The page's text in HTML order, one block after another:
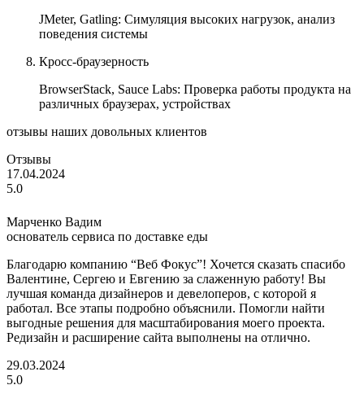
JMeter, Gatling: Симуляция высоких нагрузок, анализ
поведения системы
Кросс-браузерность
BrowserStack, Sauce Labs: Проверка работы продукта на
различных браузерах, устройствах
отзывы наших довольных клиентов
Отзывы
17.04.2024
5.0
Марченко Вадим
основатель сервиса по доставке еды
Благодарю компанию “Веб Фокус”! Хочется сказать спасибо
Валентине, Сергею и Евгению за слаженную работу! Вы
лучшая команда дизайнеров и девелоперов, с которой я
работал. Все этапы подробно объяснили. Помогли найти
выгодные решения для масштабирования моего проекта.
Редизайн и расширение сайта выполнены на отлично.
29.03.2024
5.0